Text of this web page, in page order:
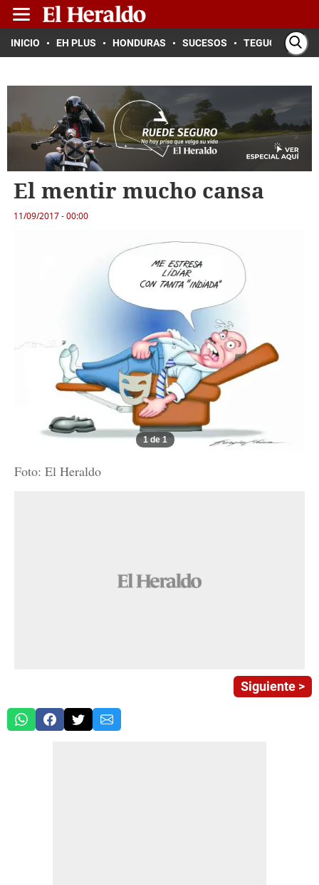
INICIO EH PLUS HONDURAS SUCESOS TEGUCIGALPA
El mentir mucho cansa
11/09/2017 - 00:00
1 de 1
Foto: El Heraldo
Siguiente >